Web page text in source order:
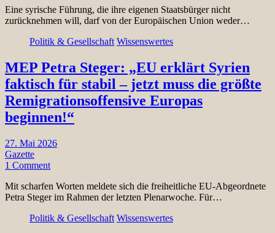
Eine syrische Führung, die ihre eigenen Staatsbürger nicht
zurücknehmen will, darf von der Europäischen Union weder…
Politik & Gesellschaft Wissenswertes
MEP Petra Steger: „EU erklärt Syrien
faktisch für stabil – jetzt muss die größte
Remigrationsoffensive Europas
beginnen!“
27. Mai 2026
Gazette
1 Comment
Mit scharfen Worten meldete sich die freiheitliche EU-Abgeordnete
Petra Steger im Rahmen der letzten Plenarwoche. Für…
Politik & Gesellschaft Wissenswertes